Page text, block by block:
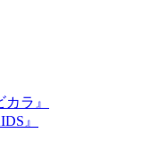
ラ』
』